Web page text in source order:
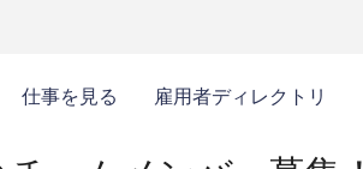
仕事を見る 雇用者ディレクトリ